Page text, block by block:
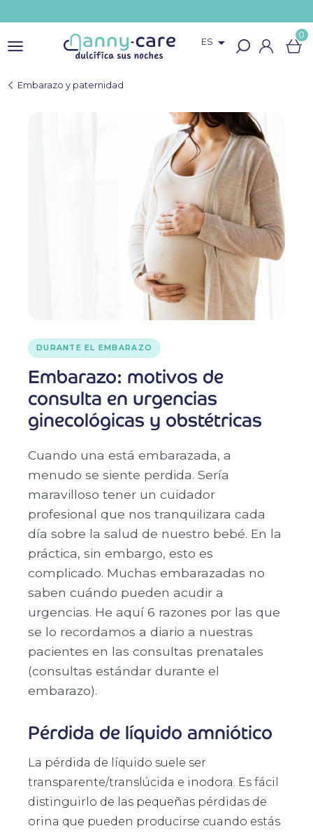
ES  0
Embarazo y paternidad
DURANTE EL EMBARAZO
Embarazo: motivos de
consulta en urgencias
ginecológicas y obstétricas
Cuando una está embarazada, a
menudo se siente perdida. Sería
maravilloso tener un cuidador
profesional que nos tranquilizara cada
día sobre la salud de nuestro bebé. En la
práctica, sin embargo, esto es
complicado. Muchas embarazadas no
saben cuándo pueden acudir a
urgencias. He aquí 6 razones por las que
se lo recordamos a diario a nuestras
pacientes en las consultas prenatales
(consultas estándar durante el
embarazo).
Pérdida de líquido amniótico
La pérdida de líquido suele ser
transparente/translúcida e inodora. Es fácil
distinguirlo de las pequeñas pérdidas de
orina que pueden producirse cuando estás